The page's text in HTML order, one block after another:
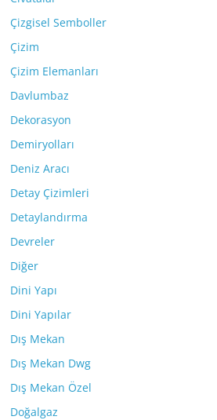
Çizgisel Semboller
Çizim
Çizim Elemanları
Davlumbaz
Dekorasyon
Demiryolları
Deniz Aracı
Detay Çizimleri
Detaylandırma
Devreler
Diğer
Dini Yapı
Dini Yapılar
Dış Mekan
Dış Mekan Dwg
Dış Mekan Özel
Doğalgaz